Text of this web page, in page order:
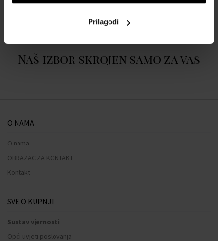
Prilagodi
O BRENDU
Naš izbor skrojen samo za vas
O NAMA
O nama
OBRAZAC ZA KONTAKT
Kontakt
SVE O KUPNJI
Sustav vjernosti
Opći uvjeti poslovanja